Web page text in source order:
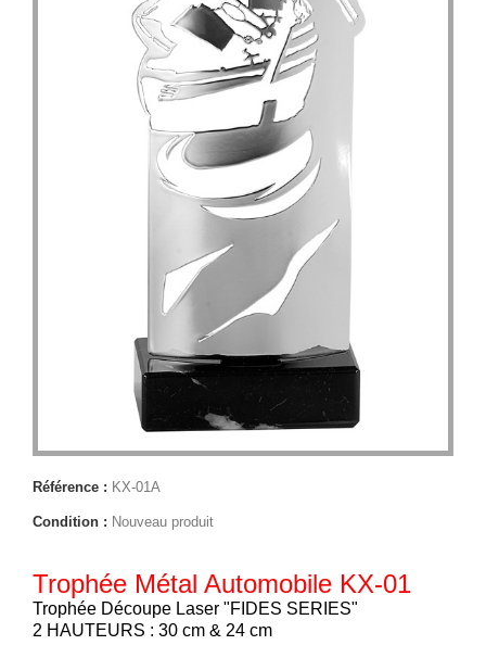
Référence : KX-01A
Condition : Nouveau produit
Trophée Métal Automobile KX-01
Trophée Découpe Laser "FIDES SERIES"
2 HAUTEURS : 30 cm & 24 cm